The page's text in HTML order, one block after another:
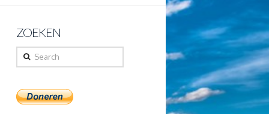
ZOEKEN
Search